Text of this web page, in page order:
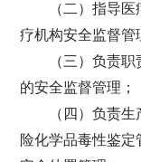
（二）指导
疗机构安全监督管
（三）负责
的安全监督管理；
（四）负责
险化学品毒性鉴